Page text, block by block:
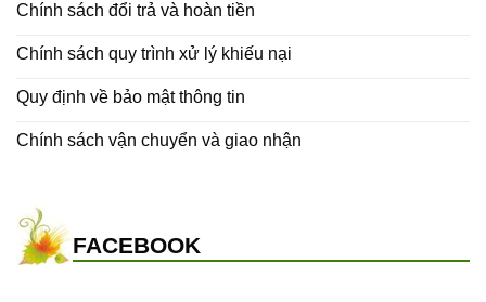
Chính sách đổi trả và hoàn tiền
Chính sách quy trình xử lý khiếu nại
Quy định về bảo mật thông tin
Chính sách vận chuyển và giao nhận
FACEBOOK